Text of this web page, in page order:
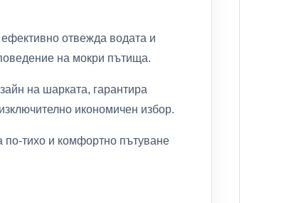
отвежда водата и
на мокри пътища.
на шарката, гарантира
икономичен избор.
по-тихо и комфортно пътуване